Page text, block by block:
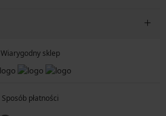
Wiarygodny sklep
Sposób płatności